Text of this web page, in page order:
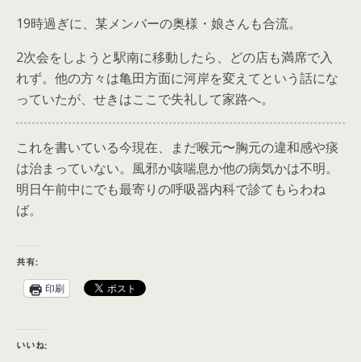
19時過ぎに、某メンバーの奥様・娘さんも合流。
2次会をしようと駅南に移動したら、どの店も満席で入
れず。他の方々は亀田方面に河岸を変えてという話にな
っていたが、せきはここで失礼して家路へ。
これを書いている今現在、まだ喉元〜胸元の違和感や痰
は治まっていない。風邪か咳喘息か他の病気かは不明。
明日午前中にでも最寄りの呼吸器内科で診てもらわね
ば。
共有:
印刷
いいね: